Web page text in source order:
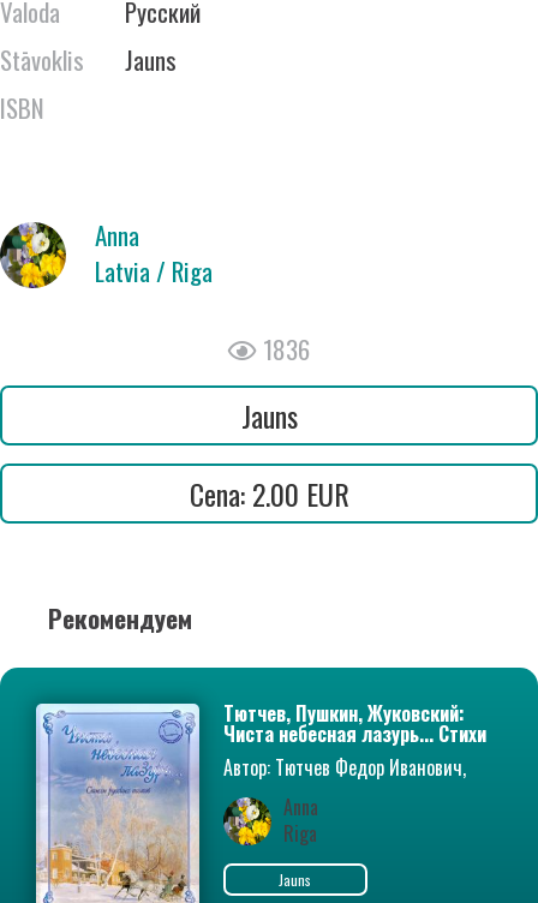
Valoda
Русский
Stāvoklis
Jauns
ISBN
Anna
Latvia / Riga
1836
Jauns
Cena: 2.00 EUR
Рекомендуем
Тютчев, Пушкин, Жуковский:
Чиста небесная лазурь... Стихи
русских поэтов
Автор: Тютчев Федор Иванович,
Жуковский Василий Андреевич,
Пушкин Александр Сергеевич
Anna
Riga
Jauns